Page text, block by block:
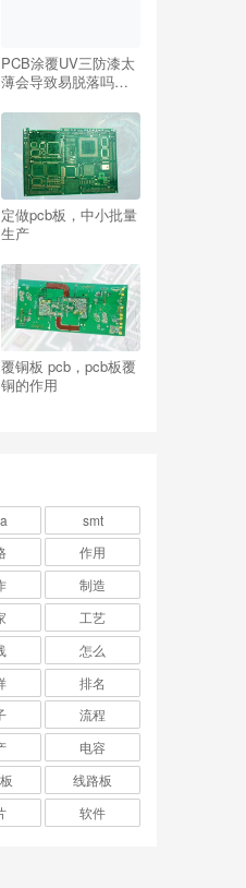
PCB涂覆UV三防漆太
薄会导致易脱落吗，
率提高？
定做pcb板，中小批量
生产
覆铜板 pcb，pcb板覆
铜的作用
smt
作用
制造
工艺
怎么
排名
流程
电容
线路板
软件